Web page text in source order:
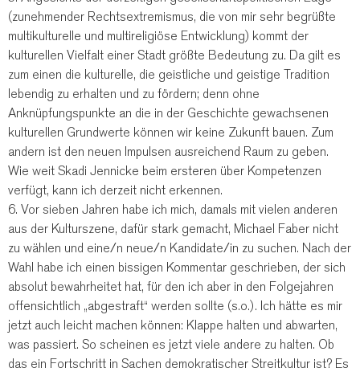
(zunehmender Rechtsextremismus, die von mir sehr begrüßte
multikulturelle und multireligiöse Entwicklung) kommt der
kulturellen Vielfalt einer Stadt größte Bedeutung zu. Da gilt es
zum einen die kulturelle, die geistliche und geistige Tradition
lebendig zu erhalten und zu fördern; denn ohne
Anknüpfungspunkte an die in der Geschichte gewachsenen
kulturellen Grundwerte können wir keine Zukunft bauen. Zum
andern ist den neuen Impulsen ausreichend Raum zu geben.
Wie weit Skadi Jennicke beim ersteren über Kompetenzen
verfügt, kann ich derzeit nicht erkennen.
6. Vor sieben Jahren habe ich mich, damals mit vielen anderen
aus der Kulturszene, dafür stark gemacht, Michael Faber nicht
zu wählen und eine/n neue/n Kandidate/in zu suchen. Nach der
Wahl habe ich einen bissigen Kommentar geschrieben, der sich
absolut bewahrheitet hat, für den ich aber in den Folgejahren
offensichtlich „abgestraft“ werden sollte (s.o.). Ich hätte es mir
jetzt auch leicht machen können: Klappe halten und abwarten,
was passiert. So scheinen es jetzt viele andere zu halten. Ob
das ein Fortschritt in Sachen demokratischer Streitkultur ist? Es